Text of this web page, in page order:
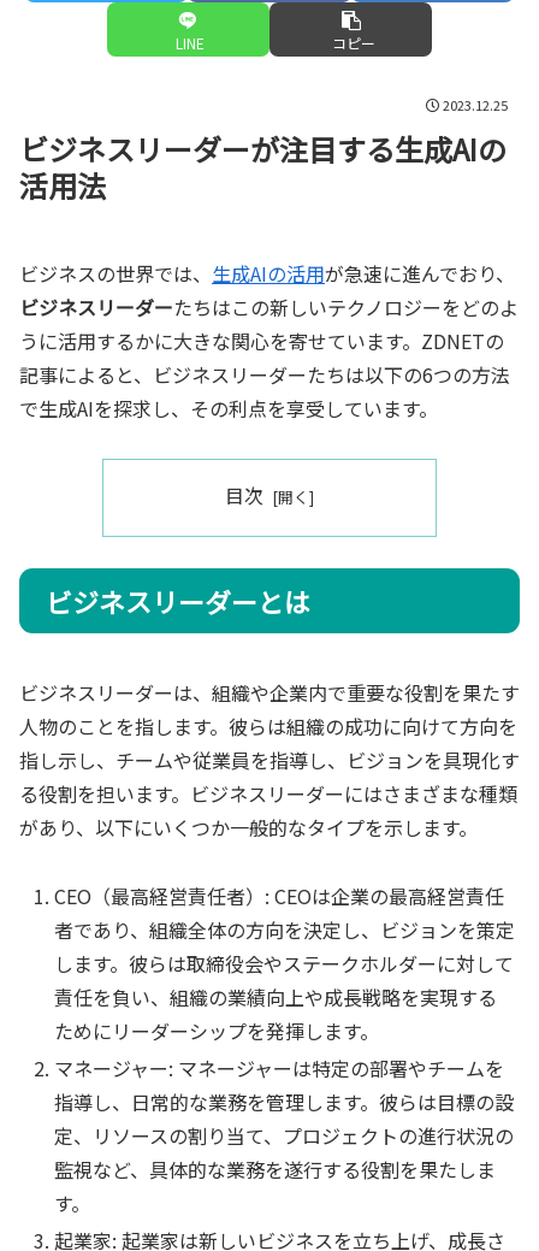
LINE コピー
2023.12.25
ビジネスリーダーが注目する生成AIの
活用法
ビジネスの世界では、 生成AIの活用が急速に進んでおり、
ビジネスリーダーたちはこの新しいテクノロジーをどのよ
うに活用するかに大きな関心を寄せています。ZDNETの
記事によると、ビジネスリーダーたちは以下の6つの方法
で生成AIを探求し、その利点を享受しています。
目次
ビジネスリーダーとは
ビジネスリーダーは、組織や企業内で重要な役割を果たす
人物のことを指します。彼らは組織の成功に向けて方向を
指し示し、チームや従業員を指導し、ビジョンを具現化す
る役割を担います。ビジネスリーダーにはさまざまな種類
があり、以下にいくつか一般的なタイプを示します。
CEO（最高経営責任者）: CEOは企業の最高経営責任
者であり、組織全体の方向を決定し、ビジョンを策定
します。彼らは取締役会やステークホルダーに対して
責任を負い、組織の業績向上や成長戦略を実現する
ためにリーダーシップを発揮します。
マネージャー: マネージャーは特定の部署やチームを
指導し、日常的な業務を管理します。彼らは目標の設
定、リソースの割り当て、プロジェクトの進行状況の
監視など、具体的な業務を遂行する役割を果たしま
す。
起業家: 起業家は新しいビジネスを立ち上げ、成長さ